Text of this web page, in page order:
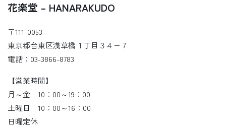
花楽堂 – HANARAKUDO
〒111-0053
東京都台東区浅草橋１丁目３４−７
電話：03-3866-8783
【営業時間】
月～金 10：00～19：00
土曜日 10：00～16：00
日曜定休